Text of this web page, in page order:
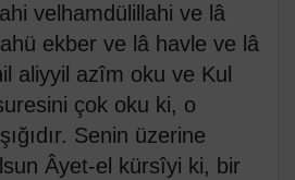
velhamdülillahi ve lâ
ekber ve lâ havle ve lâ
aliyyil azîm oku ve Kul
çok oku ki, o
Senin üzerine
Âyet-el kürsîyi ki, bir